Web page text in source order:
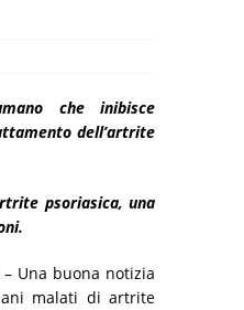
che inibisce
dell’artrite
psoriasica, una
– Una buona notizia
malati di artrite